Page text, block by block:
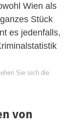
Wien als
Stück
es jedenfalls,
Sie sich die
von